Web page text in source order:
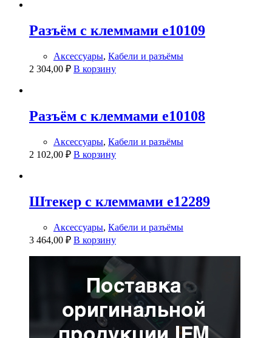
Разъём с клеммами e10109
Аксессуары, Кабели и разъёмы
2 304,00 ₽ В корзину
Разъём с клеммами e10108
Аксессуары, Кабели и разъёмы
2 102,00 ₽ В корзину
Штекер с клеммами e12289
Аксессуары, Кабели и разъёмы
3 464,00 ₽ В корзину